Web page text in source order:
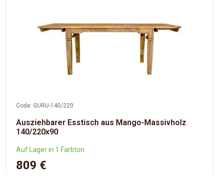
Code: GURU-140/220
Ausziehbarer Esstisch aus Mango-Massivholz
140/220x90
Auf Lager in 1 Farbton
809 €